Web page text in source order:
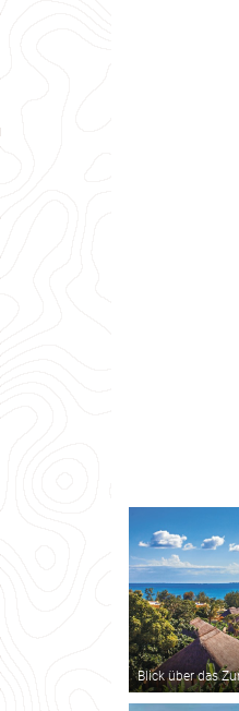
Blick über das